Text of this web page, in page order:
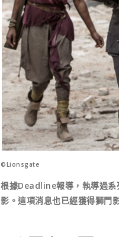
©Lionsgate
根據Deadline報導，執導過系
影。這項消息也已經獲得獅門